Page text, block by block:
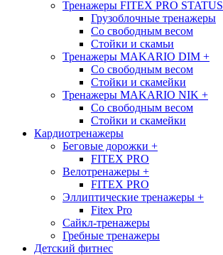
Тренажеры FITEX PRO STATUS
Грузоблочные тренажеры
Со свободным весом
Стойки и скамьи
Тренажеры MAKARIO DIM +
Со свободным весом
Стойки и скамейки
Тренажеры MAKARIO NIK +
Со свободным весом
Стойки и скамейки
Кардиотренажеры
Беговые дорожки +
FITEX PRO
Велотренажеры +
FITEX PRO
Эллиптические тренажеры +
Fitex Pro
Сайкл-тренажеры
Гребные тренажеры
Детский фитнес